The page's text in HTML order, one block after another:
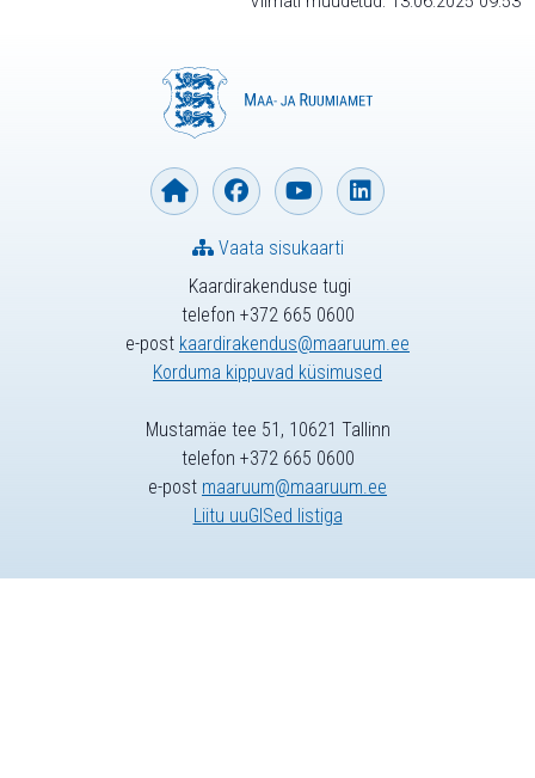
Kaardirakenduse tugi
telefon +372 665 0600
e-post kaardirakendus@maaruum.ee
Korduma kippuvad küsimused
Vaata sisukaarti
Mustamäe tee 51, 10621 Tallinn
telefon +372 665 0600
e-post maaruum@maaruum.ee
Liitu uuGISed listiga